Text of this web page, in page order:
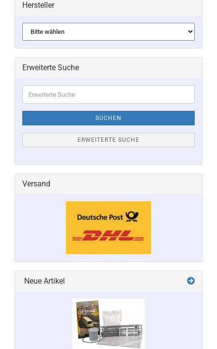
Hersteller
Erweiterte Suche
Suche
SUCHEN
ERWEITERTE SUCHE
Versand
Neue Artikel